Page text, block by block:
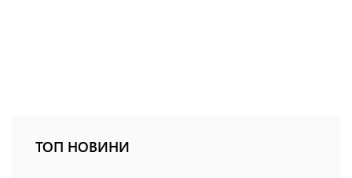
ТОП НОВИНИ